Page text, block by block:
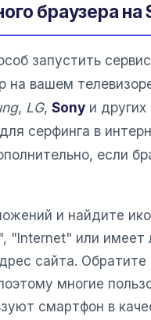
браузера на
запустить
на вашем
, LG, Sony и
серфинга в
если
и найдите
"Internet" или имеет
сайта.
многие
смартфон в